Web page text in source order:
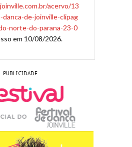
acervo/13
de-joinville-clipag
norte-do-parana-23-0
em 10/08/2026.
PUBLICIDADE